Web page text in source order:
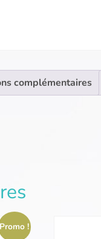
complémentaires
Promo !